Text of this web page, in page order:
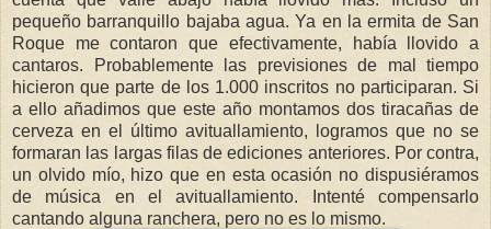
pequeño barranquillo bajaba agua. Ya en la ermita de San
Roque me contaron que efectivamente, había llovido a
cantaros. Probablemente las previsiones de mal tiempo
hicieron que parte de los 1.000 inscritos no participaran. Si
a ello añadimos que este año montamos dos tiracañas de
cerveza en el último avituallamiento, logramos que no se
formaran las largas filas de ediciones anteriores. Por contra,
un olvido mío, hizo que en esta ocasión no dispusiéramos
de música en el avituallamiento. Intenté compensarlo
cantando alguna ranchera, pero no es lo mismo.